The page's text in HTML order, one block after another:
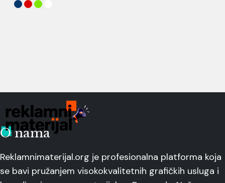
O nama
Reklamnimaterijal.org je profesionalna platforma koja
se bavi pružanjem visokokvalitetnih grafičkih usluga i